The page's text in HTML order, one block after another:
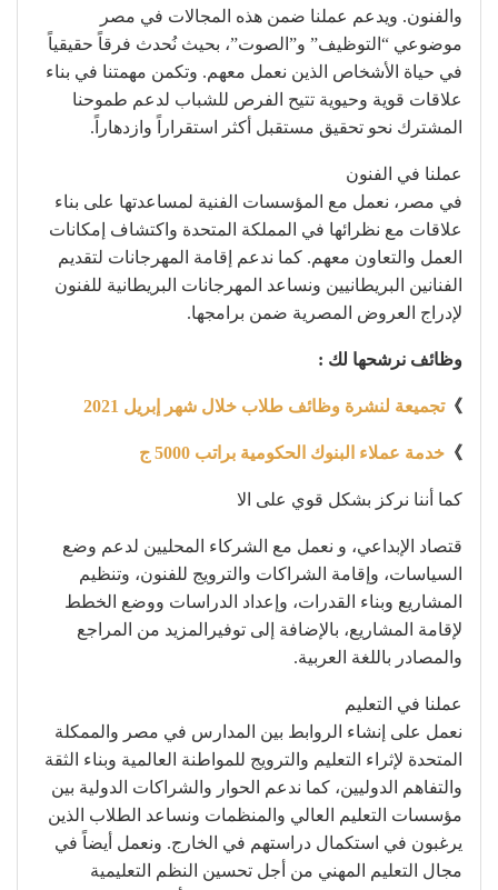
والفنون. ويدعم عملنا ضمن هذه المجالات في مصر
موضوعي “التوظيف” و”الصوت”، بحيث نُحدث فرقاً حقيقياً
في حياة الأشخاص الذين نعمل معهم. وتكمن مهمتنا في بناء
علاقات قوية وحيوية تتيح الفرص للشباب لدعم طموحنا
المشترك نحو تحقيق مستقبل أكثر استقراراً وازدهاراً.
عملنا في الفنون
في مصر، نعمل مع المؤسسات الفنية لمساعدتها على بناء
علاقات مع نظرائها في المملكة المتحدة واكتشاف إمكانات
العمل والتعاون معهم. كما ندعم إقامة المهرجانات لتقديم
الفنانين البريطانيين ونساعد المهرجانات البريطانية للفنون
لإدراج العروض المصرية ضمن برامجها.
وظائف نرشحها لك :
》تجميعة لنشرة وظائف طلاب خلال شهر إبريل 2021
》 خدمة عملاء البنوك الحكومية براتب 5000 ج
كما أننا نركز بشكل قوي على الا
قتصاد الإبداعي، و نعمل مع الشركاء المحليين لدعم وضع
السياسات، وإقامة الشراكات والترويج للفنون، وتنظيم
المشاريع وبناء القدرات، وإعداد الدراسات ووضع الخطط
لإقامة المشاريع، بالإضافة إلى توفيرالمزيد من المراجع
والمصادر باللغة العربية.
عملنا في التعليم
نعمل على إنشاء الروابط بين المدارس في مصر والممكلة
المتحدة لإثراء التعليم والترويج للمواطنة العالمية وبناء الثقة
والتفاهم الدوليين، كما ندعم الحوار والشراكات الدولية بين
مؤسسات التعليم العالي والمنظمات ونساعد الطلاب الذين
يرغبون في استكمال دراستهم في الخارج. ونعمل أيضاً في
مجال التعليم المهني من أجل تحسين النظم التعليمية